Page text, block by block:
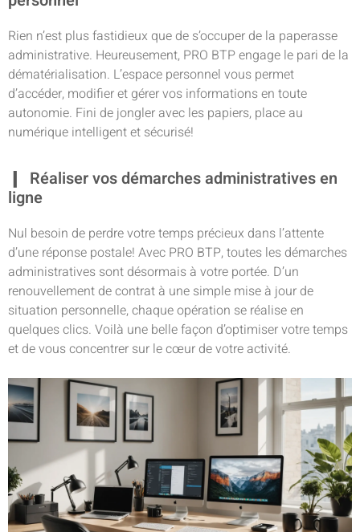
Rien n’est plus fastidieux que de s’occuper de la paperasse
administrative. Heureusement, PRO BTP engage le pari de la
dématérialisation. L’espace personnel vous permet
d’accéder, modifier et gérer vos informations en toute
autonomie. Fini de jongler avec les papiers, place au
numérique intelligent et sécurisé!
Réaliser vos démarches administratives en
ligne
Nul besoin de perdre votre temps précieux dans l’attente
d’une réponse postale! Avec PRO BTP, toutes les démarches
administratives sont désormais à votre portée. D’un
renouvellement de contrat à une simple mise à jour de
situation personnelle, chaque opération se réalise en
quelques clics. Voilà une belle façon d’optimiser votre temps
et de vous concentrer sur le cœur de votre activité.